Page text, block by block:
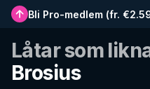
Bli Pro-medlem (fr.
Låtar som
Brosius